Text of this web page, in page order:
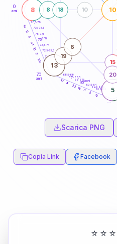
0
anni
60
70
anni
61-62,5
62,5-63,5
63,5-64
66-67,5
67,5-68,5
68,5-69
71-72,5
72,5-73,5
73,5-74
76-77,5
77,5-78,5
78,5-79
10
5
5
18
22
4
17
20
7
10
21
5
11
19
8
5
10
13 15
8
20
18 10
19
6
65anni
75anni
Scarica PNG
Copia Link Facebook
⭐ ⭐ ⭐